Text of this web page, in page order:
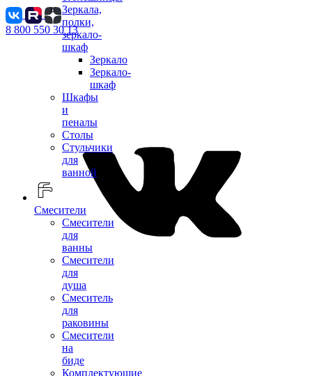
Зеркала,
полки,
зеркало-
шкаф
Зеркало
Зеркало-
шкаф
Шкафы
и
пеналы
Столы
Стульчики
для
ванной
Смесители
Смесители
для
ванны
Смесители
для
душа
Смеситель
для
раковины
Смесители
на
биде
Комплектующие
8 800 550 30 13